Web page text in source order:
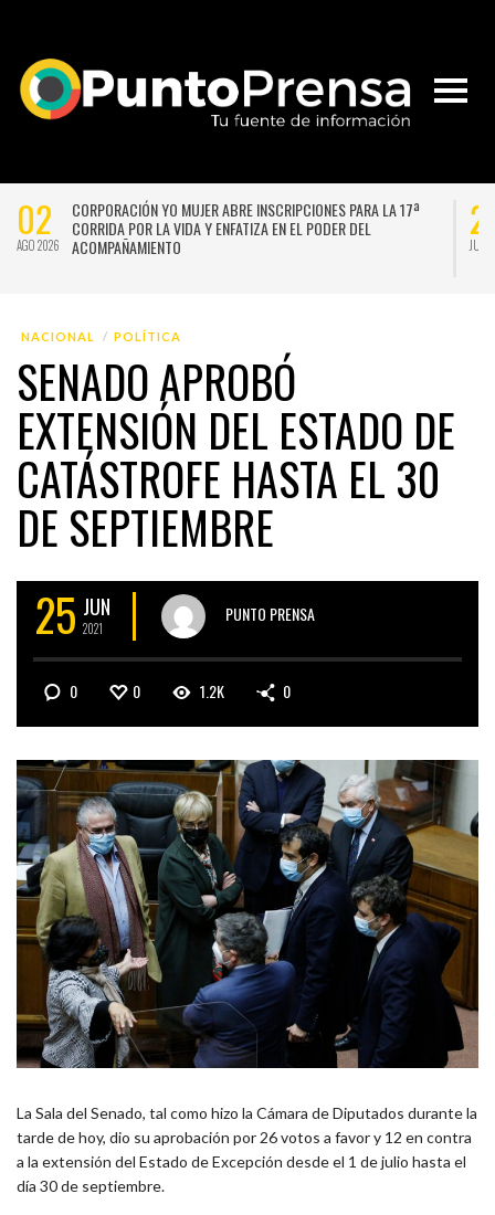
02
AGO 2026
CORPORACIÓN YO MUJER ABRE INSCRIPCIONES PARA LA 17ª
CORRIDA POR LA VIDA Y ENFATIZA EN EL PODER DEL
ACOMPAÑAMIENTO
JUL
NACIONAL POLÍTICA
SENADO APROBÓ
EXTENSIÓN DEL ESTADO DE
CATÁSTROFE HASTA EL 30
DE SEPTIEMBRE
25 JUN
2021
PUNTO PRENSA
0 0 1.2K 0
La Sala del Senado, tal como hizo la Cámara de Diputados durante la
tarde de hoy, dio su aprobación por 26 votos a favor y 12 en contra
a la extensión del Estado de Excepción desde el 1 de julio hasta el
día 30 de septiembre.